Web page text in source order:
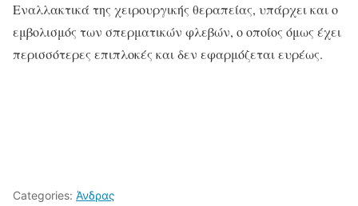
Εναλλακτικά της χειρουργικής θεραπείας, υπάρχει και ο
εμβολισμός των σπερματικών φλεβών, ο οποίος όμως έχει
περισσότερες επιπλοκές και δεν εφαρμόζεται ευρέως.
Categories: Άνδρας